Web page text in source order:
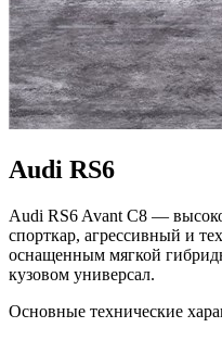
Audi RS6
Audi RS6 Avant C8 —
спорткар, агрессивный и
оснащенным мягкой
кузовом универсал.
Основные технические